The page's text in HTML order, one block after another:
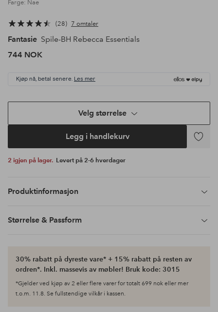
Farge: Nae
28 7 omtaler
Fantasie Spile-BH Rebecca Essentials
744 NOK
Kjøp nå, betal senere. Les mer
Velg størrelse
Legg i handlekurv
Legg
2 igjen på lager. Levert på 2-6 hverdager
Produktinformasjon
Størrelse & Passform
30% rabatt på dyreste vare* + 15% rabatt på resten av
ordren*. Inkl. massevis av møbler! Bruk kode: 3015
*Gjelder ved kjøp av 2 eller flere varer for totalt 699 nok eller mer
t.o.m. 11.8. Se fullstendige vilkår i kassen.